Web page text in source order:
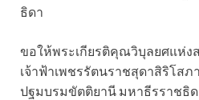
ธิดา
ขอให้พระเกียรติคุณวิบุลยศแห่งส
เจ้าฟ้าเพชรรัตนราชสุดาสิริโส
ปฐมบรมขัตติยานี มหาธีรราชธิ